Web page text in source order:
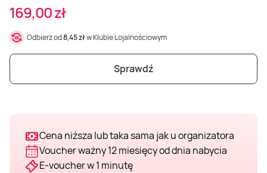
Mazury
Masaż pleców
Masaż Antycellulitowy
Jazda po torze
Sporty zimowe
Kurs motorowodny
169,00 zł
Odbierz od8,45 złw Klubie Lojalnościowym
Sprawdź
Cena niższa lub taka sama jak u organizatora
Voucher ważny 12 miesięcy od dnia nabycia
E-voucher w 1 minutę